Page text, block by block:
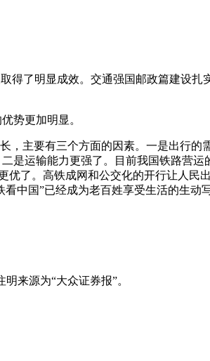
得了明显成效。交通强国邮政篇建设扎
势更加明显。
，主要有三个方面的因素。一是出行的
是运输能力更强了。目前我国铁路营运
优了。高铁成网和公交化的开行让人民
中国”已经成为老百姓享受生活的生动写
来源为“大众证券报”。